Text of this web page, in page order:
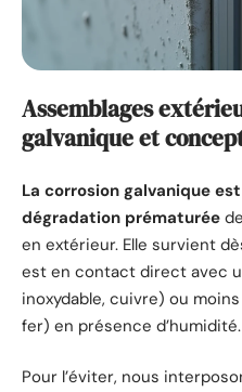
Assemblages
galvanique et
La corrosion galvanique
dégradation prématurée
en extérieur. Elle survient
est en contact direct avec
inoxydable, cuivre) ou
fer) en présence d’humidité.
Pour l’éviter, nous